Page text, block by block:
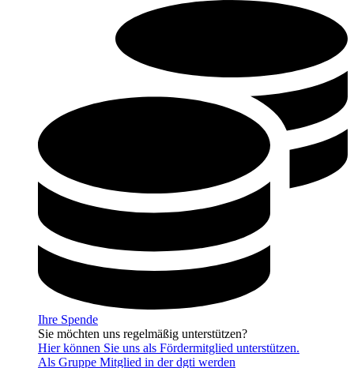
Ihre Spende
Sie möchten uns regelmäßig unterstützen?
Hier können Sie uns als Fördermitglied unterstützen.
Als Gruppe Mitglied in der dgti werden